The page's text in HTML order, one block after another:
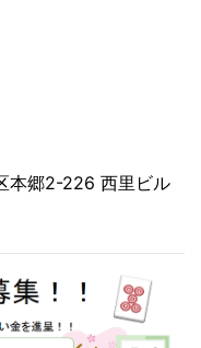
本郷2-226 西里ビル